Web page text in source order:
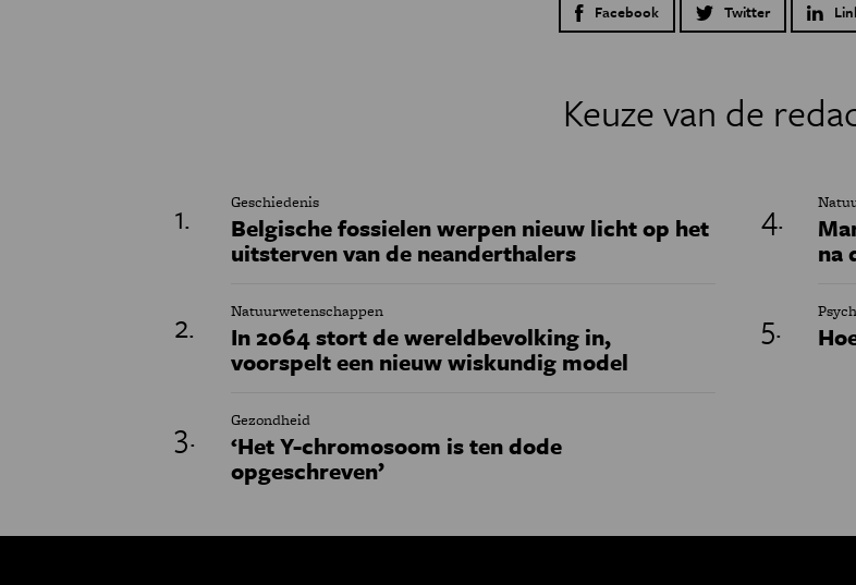
Facebook Twitter
Keuze van de
Geschiedenis
Belgische fossielen werpen nieuw licht op het
uitsterven van de neanderthalers
Natuurwetenschappen
In 2064 stort de wereldbevolking in,
voorspelt een nieuw wiskundig model
Gezondheid
‘Het Y-chromosoom is ten dode
opgeschreven’
na